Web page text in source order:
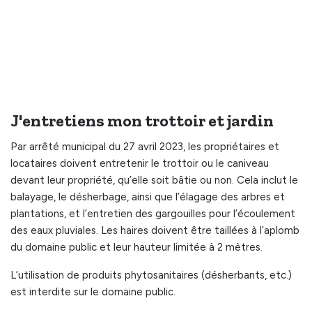
J'entretiens mon trottoir et jardin
Par arrêté municipal du 27 avril 2023, les propriétaires et
locataires doivent entretenir le trottoir ou le caniveau
devant leur propriété, qu’elle soit bâtie ou non. Cela inclut le
balayage, le désherbage, ainsi que l’élagage des arbres et
plantations, et l’entretien des gargouilles pour l’écoulement
des eaux pluviales. Les haires doivent être taillées à l’aplomb
du domaine public et leur hauteur limitée à 2 mètres.
L’utilisation de produits phytosanitaires (désherbants, etc.)
est interdite sur le domaine public.